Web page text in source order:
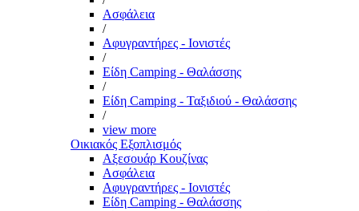
Ασφάλεια
/
Αφυγραντήρες - Ιονιστές
/
Είδη Camping - Θαλάσσης
/
Είδη Camping - Ταξιδιού - Θαλάσσης
/
view more
Οικιακός Εξοπλισμός
Αξεσουάρ Κουζίνας
Ασφάλεια
Αφυγραντήρες - Ιονιστές
Είδη Camping - Θαλάσσης